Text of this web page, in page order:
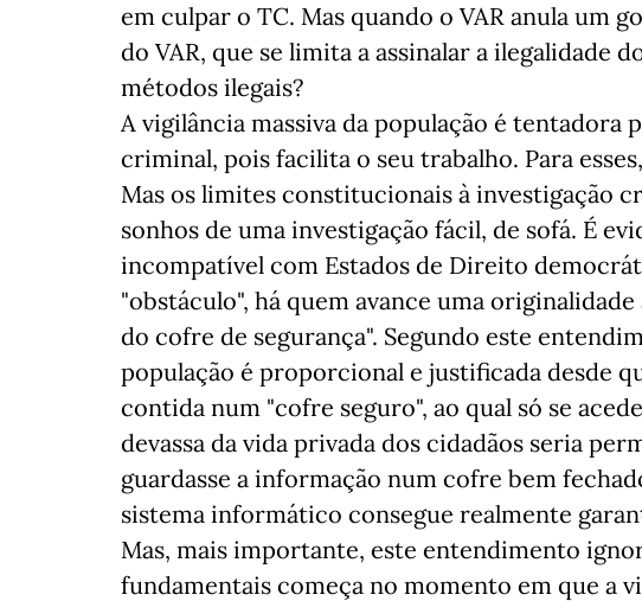
em culpar o TC. Mas quando o VAR anula um
do VAR, que se limita a assinalar a ilegalidade
métodos ilegais?
A vigilância massiva da população é tentadora
criminal, pois facilita o seu trabalho. Para
Mas os limites constitucionais à investigação
sonhos de uma investigação fácil, de sofá. É
incompatível com Estados de Direito
"obstáculo", há quem avance uma
do cofre de segurança". Segundo este
população é proporcional e justificada desde
contida num "cofre seguro", ao qual só se
devassa da vida privada dos cidadãos seria
guardasse a informação num cofre bem
sistema informático consegue realmente
Mas, mais importante, este entendimento
fundamentais começa no momento em que a